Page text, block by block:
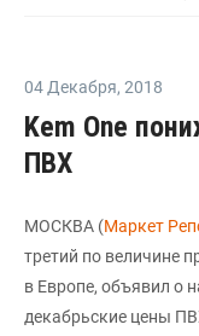
04 Декабря, 2018
Kem One
ПВХ
МОСКВА (Маркет
третий по величине
в Европе, объявил о
декабрьские цены